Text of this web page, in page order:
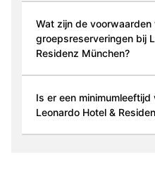
Wat zijn de voorwaarden
groepsreserveringen bij
Residenz München?
Is er een
Leonardo Hotel &